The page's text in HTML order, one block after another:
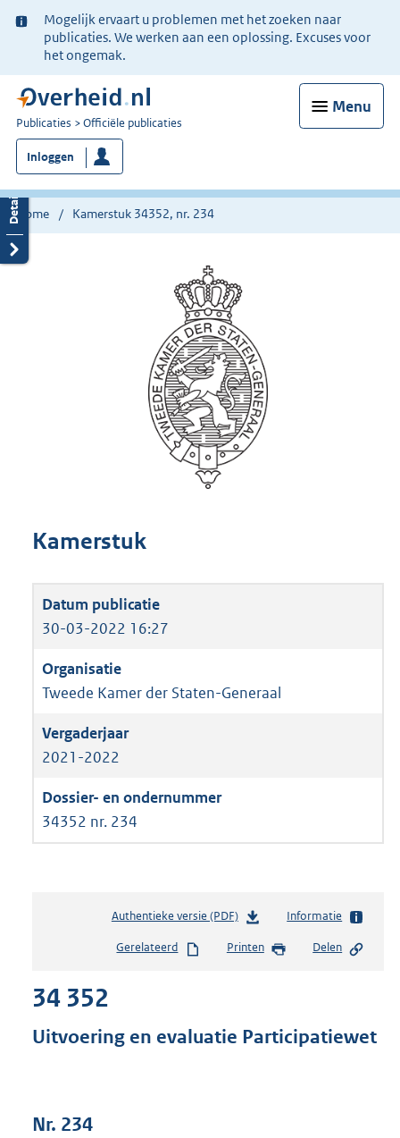
Ter
informatie:
Mogelijk ervaart u problemen met het zoeken naar
publicaties. We werken aan een oplossing. Excuses voor
het ongemak.
Menu
U
bent
nu
hier:
Publicaties Officiële publicaties
Inloggen
Home Kamerstuk 34352, nr. 234
Kamerstuk
30-03-2022 16:27
Tweede Kamer der Staten-Generaal
2021-2022
34352 nr. 234
Authentieke versie (PDF)b
s
d
Informatie
Gerelateerd Printen Delen
34 352
Uitvoering en evaluatie Participatiewet
Nr. 234